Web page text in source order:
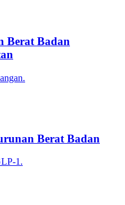
Berat Badan
Berat Badan
1.